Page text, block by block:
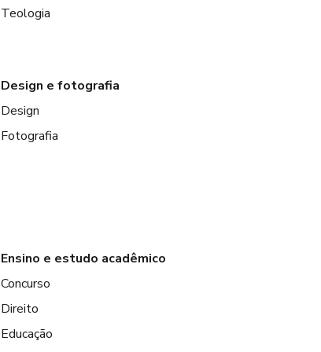
Teologia
Design e fotografia
Design
Fotografia
Ensino e estudo acadêmico
Concurso
Direito
Educação